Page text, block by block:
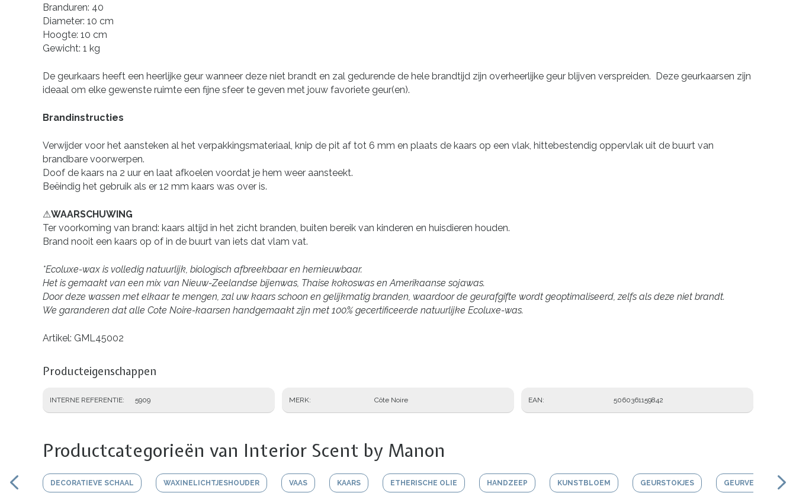
Branduren: 40
Diameter: 10 cm
Hoogte: 10 cm
Gewicht: 1 kg
De geurkaars heeft een heerlijke geur wanneer deze niet brandt en zal gedurende de hele brandtijd zijn overheerlijke geur blijven verspreiden. Deze geurkaarsen zijn
ideaal om elke gewenste ruimte een fijne sfeer te geven met jouw favoriete geur(en).
Brandinstructies
Verwijder voor het aansteken al het verpakkingsmateriaal, knip de pit af tot 6 mm en plaats de kaars op een vlak, hittebestendig oppervlak uit de buurt van
brandbare voorwerpen.
Doof de kaars na 2 uur en laat afkoelen voordat je hem weer aansteekt.
Beëindig het gebruik als er 12 mm kaars was over is.
⚠WAARSCHUWING
Ter voorkoming van brand: kaars altijd in het zicht branden, buiten bereik van kinderen en huisdieren houden.
Brand nooit een kaars op of in de buurt van iets dat vlam vat.
*Ecoluxe-wax is volledig natuurlijk, biologisch afbreekbaar en hernieuwbaar.
Het is gemaakt van een mix van Nieuw-Zeelandse bijenwas, Thaise kokoswas en Amerikaanse sojawas.
Door deze wassen met elkaar te mengen, zal uw kaars schoon en gelijkmatig branden, waardoor de geurafgifte wordt geoptimaliseerd, zelfs als deze niet brandt.
We garanderen dat alle Cote Noire-kaarsen handgemaakt zijn met 100% gecertificeerde natuurlijke Ecoluxe-was.
Artikel: GML45002
Producteigenschappen
INTERNE REFERENTIE 5909 MERK Côte Noire EAN 5060361159842
Productcategorieën van Interior Scent by Manon
DECORATIEVE SCHAAL WAXINELICHTJESHOUDER VAAS KAARS ETHERISCHE OLIE HANDZEEP KUNSTBLOEM GEURSTOKJES GEURVERSTUIVER